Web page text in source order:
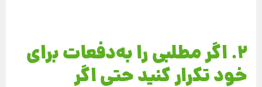
2. اگر مطلبی را به‌دفعات برای
خود تکرار کنید حتی اگر